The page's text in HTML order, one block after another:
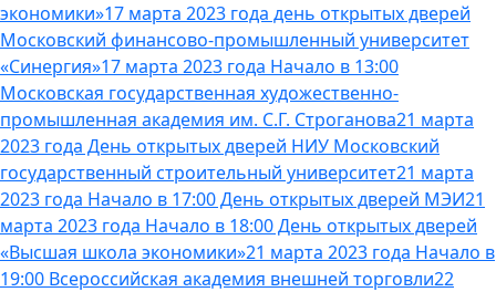
экономики»17 марта 2023 года день открытых дверей
Московский финансово-промышленный университет
«Синергия»17 марта 2023 года Начало в 13:00
Московская государственная художественно-
промышленная академия им. С.Г. Строганова21 марта
2023 года День открытых дверей НИУ Московский
государственный строительный университет21 марта
2023 года Начало в 17:00 День открытых дверей МЭИ21
марта 2023 года Начало в 18:00 День открытых дверей
«Высшая школа экономики»21 марта 2023 года Начало в
19:00 Всероссийская академия внешней торговли22